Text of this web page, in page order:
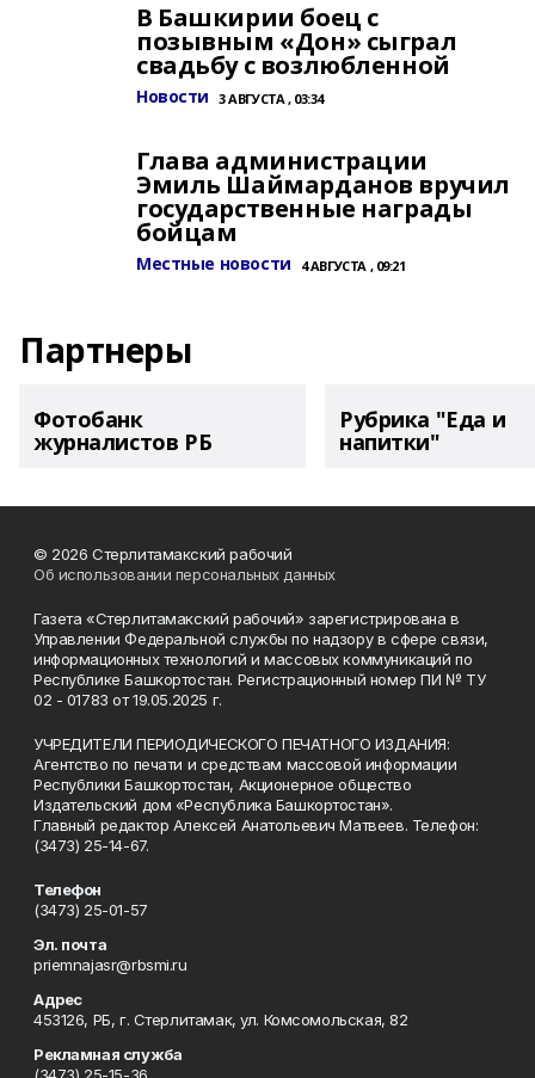
В Башкирии боец с
позывным «Дон» сыграл
свадьбу с возлюбленной
Новости 3 АВГУСТА , 03:34
Глава администрации
Эмиль Шаймарданов вручил
государственные награды
бойцам
Местные новости 4 АВГУСТА , 09:21
Партнеры
Фотобанк
журналистов РБ
Рубрика "Еда и
напитки"
© 2026 Стерлитамакский рабочий
Об использовании персональных данных
Газета «Стерлитамакский рабочий» зарегистрирована в
Управлении Федеральной службы по надзору в сфере связи,
информационных технологий и массовых коммуникаций по
Республике Башкортостан. Регистрационный номер ПИ № ТУ
02 - 01783 от 19.05.2025 г.
УЧРЕДИТЕЛИ ПЕРИОДИЧЕСКОГО ПЕЧАТНОГО ИЗДАНИЯ:
Агентство по печати и средствам массовой информации
Республики Башкортостан, Акционерное общество
Издательский дом «Республика Башкортостан».
Главный редактор Алексей Анатольевич Матвеев. Телефон:
(3473) 25-14-67.
Телефон
(3473) 25-01-57
Эл. почта
priemnajasr@rbsmi.ru
Адрес
453126, РБ, г. Стерлитамак, ул. Комсомольская, 82
Рекламная служба